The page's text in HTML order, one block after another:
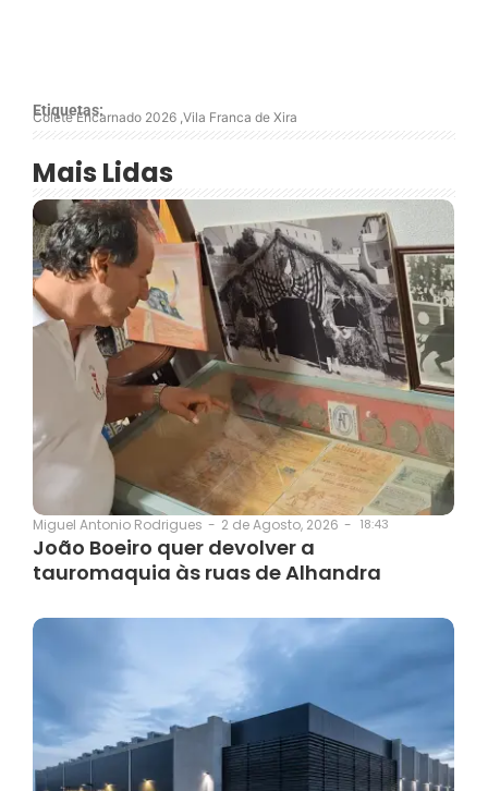
Etiquetas:
Colete Encarnado 2026 ,Vila Franca de Xira
Mais Lidas
Miguel Antonio Rodrigues - 2 de Agosto, 2026 - 18:43
João Boeiro quer devolver a
tauromaquia às ruas de Alhandra